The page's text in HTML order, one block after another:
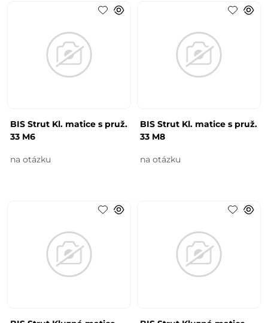
BIS Strut Kl. matice s pruž.
33 M6
na otázku
BIS Strut Kl. matice s pruž.
33 M8
na otázku